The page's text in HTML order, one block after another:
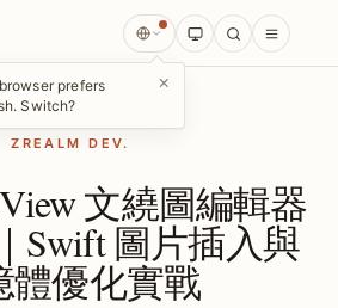
prefers
Switch?
×
ZREALM DEV.
文繞圖編輯器
Swift 圖片插入與
體優化實戰